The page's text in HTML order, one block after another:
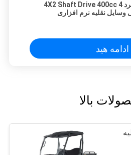
آب سرد 4X2 Shaft Drive 400cc 4
وسایل نقلیه نرم افزاری
ادامه هید
بالا